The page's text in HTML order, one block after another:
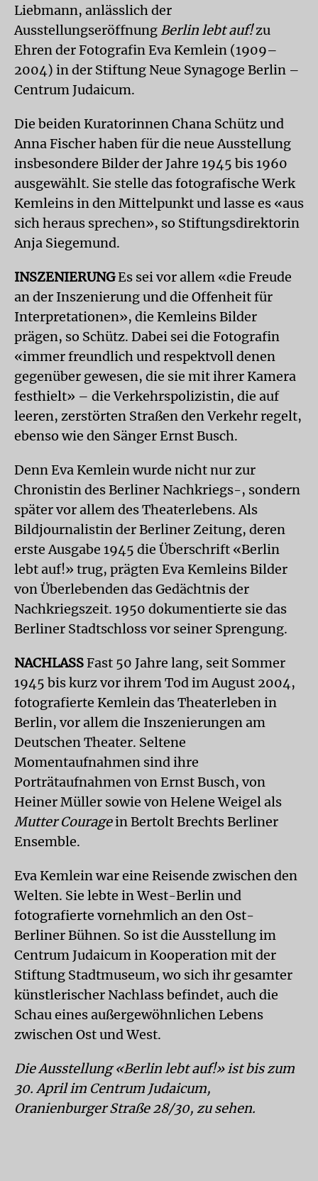
Liebmann, anlässlich der
Ausstellungseröffnung Berlin lebt auf!zu
Ehren der Fotografin Eva Kemlein (1909–
2004) in der Stiftung Neue Synagoge Berlin –
Centrum Judaicum.
Die beiden Kuratorinnen Chana Schütz und
Anna Fischer haben für die neue Ausstellung
insbesondere Bilder der Jahre 1945 bis 1960
ausgewählt. Sie stelle das fotografische Werk
Kemleins in den Mittelpunkt und lasse es «aus
sich heraus sprechen», so Stiftungsdirektorin
Anja Siegemund.
INSZENIERUNGEs sei vor allem «die Freude
an der Inszenierung und die Offenheit für
Interpretationen», die Kemleins Bilder
prägen, so Schütz. Dabei sei die Fotografin
«immer freundlich und respektvoll denen
gegenüber gewesen, die sie mit ihrer Kamera
festhielt» – die Verkehrspolizistin, die auf
leeren, zerstörten Straßen den Verkehr regelt,
ebenso wie den Sänger Ernst Busch.
Denn Eva Kemlein wurde nicht nur zur
Chronistin des Berliner Nachkriegs-, sondern
später vor allem des Theaterlebens. Als
Bildjournalistin der Berliner Zeitung, deren
erste Ausgabe 1945 die Überschrift «Berlin
lebt auf!» trug, prägten Eva Kemleins Bilder
von Überlebenden das Gedächtnis der
Nachkriegszeit. 1950 dokumentierte sie das
Berliner Stadtschloss vor seiner Sprengung.
NACHLASSFast 50 Jahre lang, seit Sommer
1945 bis kurz vor ihrem Tod im August 2004,
fotografierte Kemlein das Theaterleben in
Berlin, vor allem die Inszenierungen am
Deutschen Theater. Seltene
Momentaufnahmen sind ihre
Porträtaufnahmen von Ernst Busch, von
Heiner Müller sowie von Helene Weigel als
Mutter Couragein Bertolt Brechts Berliner
Ensemble.
Eva Kemlein war eine Reisende zwischen den
Welten. Sie lebte in West-Berlin und
fotografierte vornehmlich an den Ost-
Berliner Bühnen. So ist die Ausstellung im
Centrum Judaicum in Kooperation mit der
Stiftung Stadtmuseum, wo sich ihr gesamter
künstlerischer Nachlass befindet, auch die
Schau eines außergewöhnlichen Lebens
zwischen Ost und West.
Die Ausstellung «Berlin lebt auf!» ist bis zum
30. April im Centrum Judaicum,
Oranienburger Straße 28/30, zu sehen.